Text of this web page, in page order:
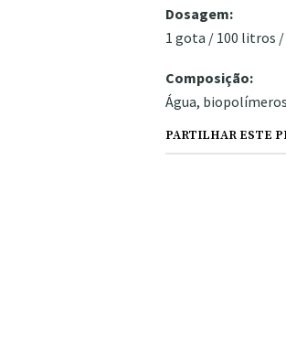
Dosagem:
1 gota / 100 litros
Composição:
Água,
PARTILHAR ESTE